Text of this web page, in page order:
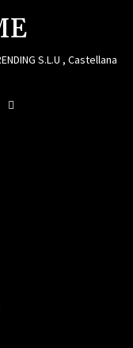
S.L.U , Castellana